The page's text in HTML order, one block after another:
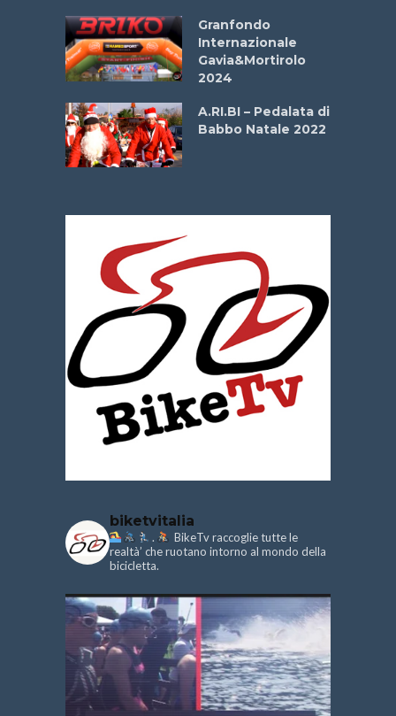
Granfondo
Internazionale
Gavia&Mortirolo
2024
A.RI.BI – Pedalata di
Babbo Natale 2022
biketvitalia
.
BikeTv raccoglie tutte le
realtà’ che ruotano intorno al mondo della
bicicletta.